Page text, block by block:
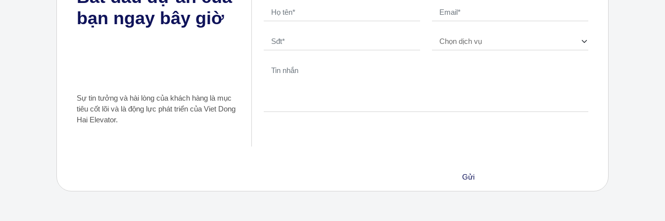
bạn ngay bây giờ
Sự tin tưởng và hài lòng của khách hàng là mục
tiêu cốt lõi và là động lực phát triển của Viet Dong
Hai Elevator.